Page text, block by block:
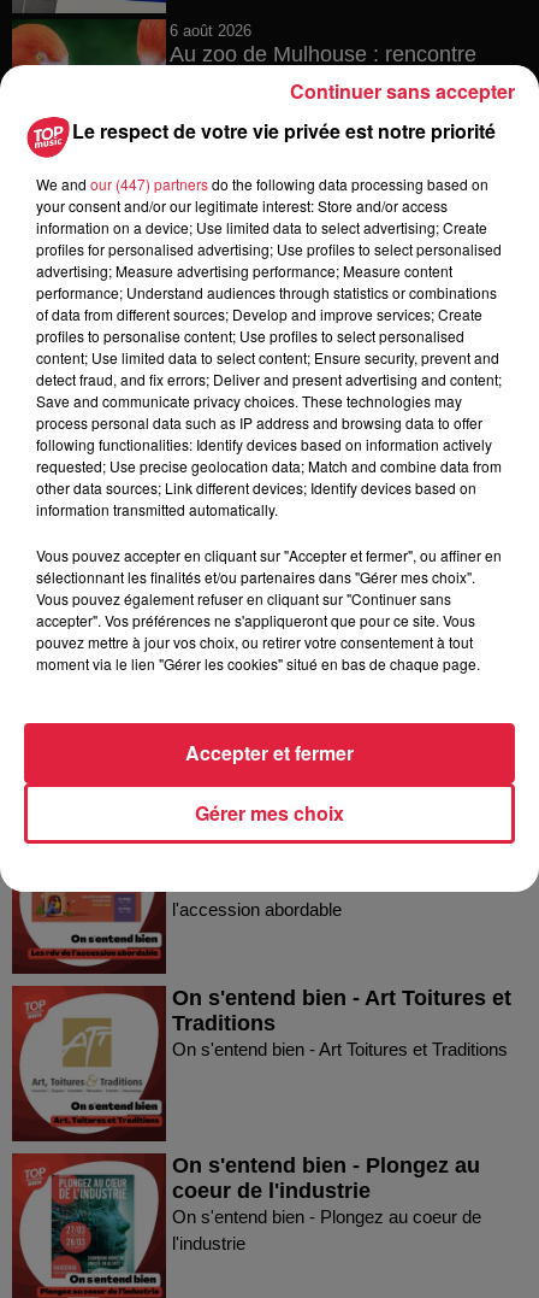
6 août 2026
Au zoo de Mulhouse : rencontre
avec les flamants rouges
6 août 2026
Les dernières infos sur la venue du
pape à Metz en septembre
5 août 2026
Europa-Park : des précisons sur
l’après Euro-Mir
Dans la même série
On s'entend bien - la Ligue contre
du Bas-Rhin
l'accession abordable
On s'entend bien - Art Toitures et
Traditions
On s'entend bien - Art Toitures et Traditions
On s'entend bien - Plongez au
coeur de l'industrie
On s'entend bien - Plongez au coeur de
l'industrie
Le respect de votre vie privée est notre priorité
We and our (447) partnersdo the following data processing based on
your consent and/or our legitimate interest: Store and/or access
information on a device; Use limited data to select advertising; Create
profiles for personalised advertising; Use profiles to select personalised
advertising; Measure advertising performance; Measure content
performance; Understand audiences through statistics or combinations
of data from different sources; Develop and improve services; Create
profiles to personalise content; Use profiles to select personalised
content; Use limited data to select content; Ensure security, prevent and
detect fraud, and fix errors; Deliver and present advertising and content;
Save and communicate privacy choices. These technologies may
process personal data such as IP address and browsing data to offer
following functionalities: Identify devices based on information actively
requested; Use precise geolocation data; Match and combine data from
other data sources; Link different devices; Identify devices based on
information transmitted automatically.
Vous pouvez accepter en cliquant sur "Accepter et fermer", ou affiner en
sélectionnant les finalités et/ou partenaires dans "Gérer mes choix".
Vous pouvez également refuser en cliquant sur "Continuer sans
accepter". Vos préférences ne s'appliqueront que pour ce site. Vous
pouvez mettre à jour vos choix, ou retirer votre consentement à tout
moment via le lien "Gérer les cookies" situé en bas de chaque page.
Gérer mes choix
Accepter et fermer
Continuer sans accepter